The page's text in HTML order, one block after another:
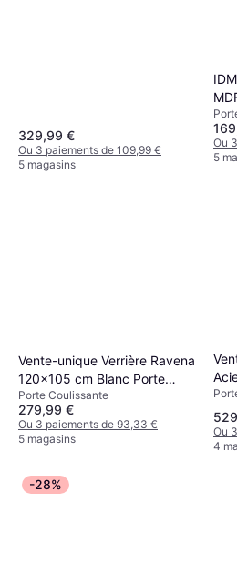
329,99 €
Ou 3 paiements de 109,99 €
5 magasins
Ou
5
Vente-unique Verrière Ravena
120x105 cm Blanc Porte
Coulissante (x)
Porte Coulissante
279,99 €
Ou 3 paiements de 93,33 €
5 magasins
Ou
4
-28%